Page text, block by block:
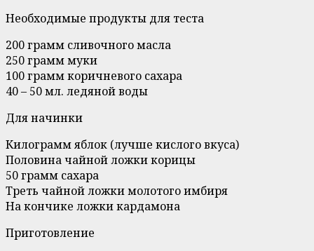
Необходимые продукты для теста
200 грамм сливочного масла
250 грамм муки
100 грамм коричневого сахара
40 – 50 мл. ледяной воды
Для начинки
Килограмм яблок (лучше кислого вкуса)
Половина чайной ложки корицы
50 грамм сахара
Треть чайной ложки молотого имбиря
На кончике ложки кардамона
Приготовление